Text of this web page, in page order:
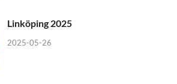
Linköping 2025
2025-05-26